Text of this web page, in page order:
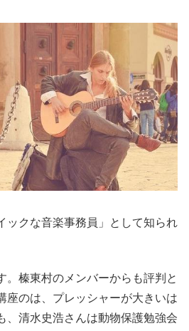
ックな音楽事務員」として知られ
。榛東村のメンバーからも評判と
座のは、プレッシャーが大きいは
、清水史浩さんは動物保護勉強会